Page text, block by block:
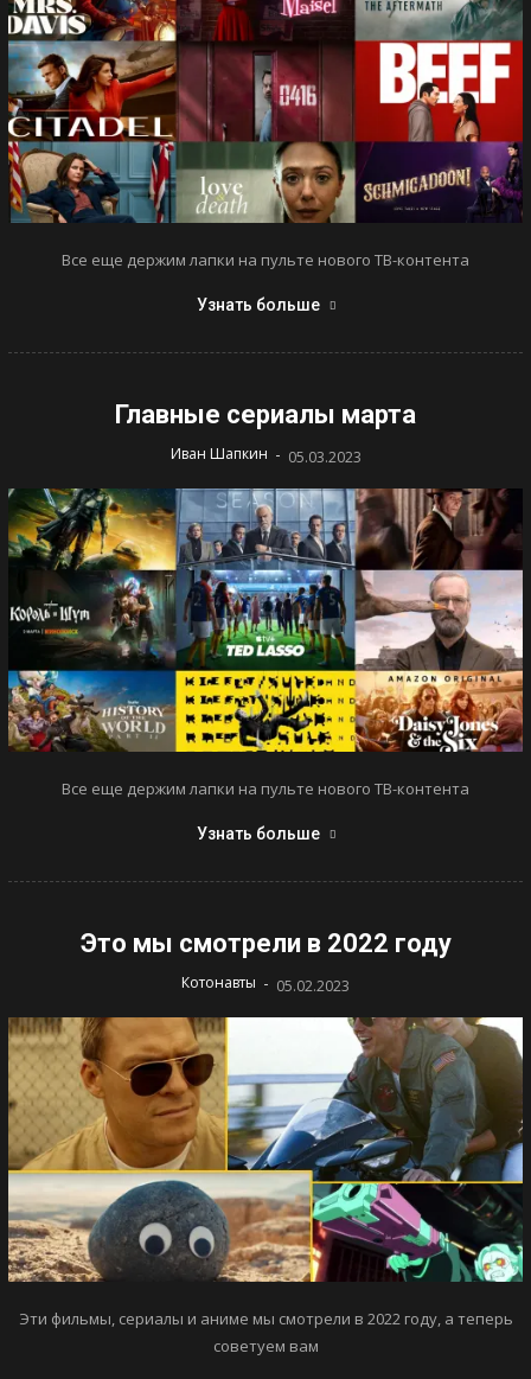
Все еще держим лапки на пульте нового ТВ-контента
Узнать больше
Главные сериалы марта
Иван Шапкин - 05.03.2023
Все еще держим лапки на пульте нового ТВ-контента
Узнать больше
Это мы смотрели в 2022 году
Котонавты - 05.02.2023
Эти фильмы, сериалы и аниме мы смотрели в 2022 году, а теперь
советуем вам